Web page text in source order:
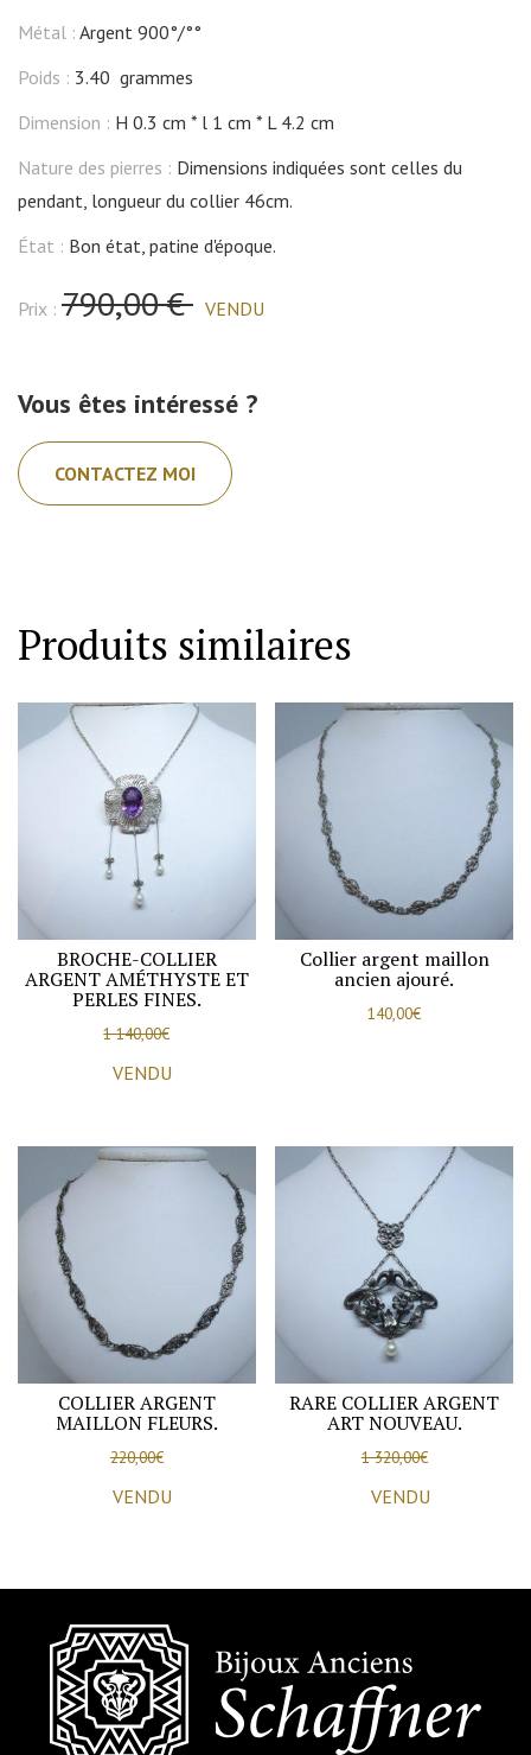
Métal : Argent 900°/°°
Poids : 3.40 grammes
Dimension : H 0.3 cm l 1 cm
L 4.2 cm
Nature des pierres : Dimensions indiquées sont celles du
pendant, longueur du collier 46cm.
État : Bon état, patine d'époque.
Prix : 790,00 € VENDU
Vous êtes intéressé ?
CONTACTEZ MOI
Produits similaires
BROCHE-COLLIER
ARGENT AMÉTHYSTE ET
PERLES FINES.
1 140,00€
VENDU
Collier argent maillon
ancien ajouré.
140,00€
COLLIER ARGENT
MAILLON FLEURS.
220,00€
VENDU
RARE COLLIER ARGENT
ART NOUVEAU.
1 320,00€
VENDU